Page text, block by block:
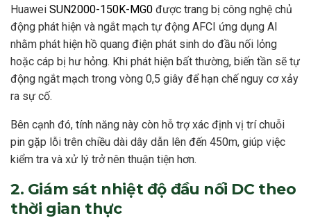
Huawei SUN2000-150K-MG0 được trang bị công nghệ chủ
động phát hiện và ngắt mạch tự động AFCI ứng dụng AI
nhằm phát hiện hồ quang điện phát sinh do đầu nối lỏng
hoặc cáp bị hư hỏng. Khi phát hiện bất thường, biến tần sẽ tự
động ngắt mạch trong vòng 0,5 giây để hạn chế nguy cơ xảy
ra sự cố.
Bên cạnh đó, tính năng này còn hỗ trợ xác định vị trí chuỗi
pin gặp lỗi trên chiều dài dây dẫn lên đến 450m, giúp việc
kiểm tra và xử lý trở nên thuận tiện hơn.
2. Giám sát nhiệt độ đầu nối DC theo
thời gian thực